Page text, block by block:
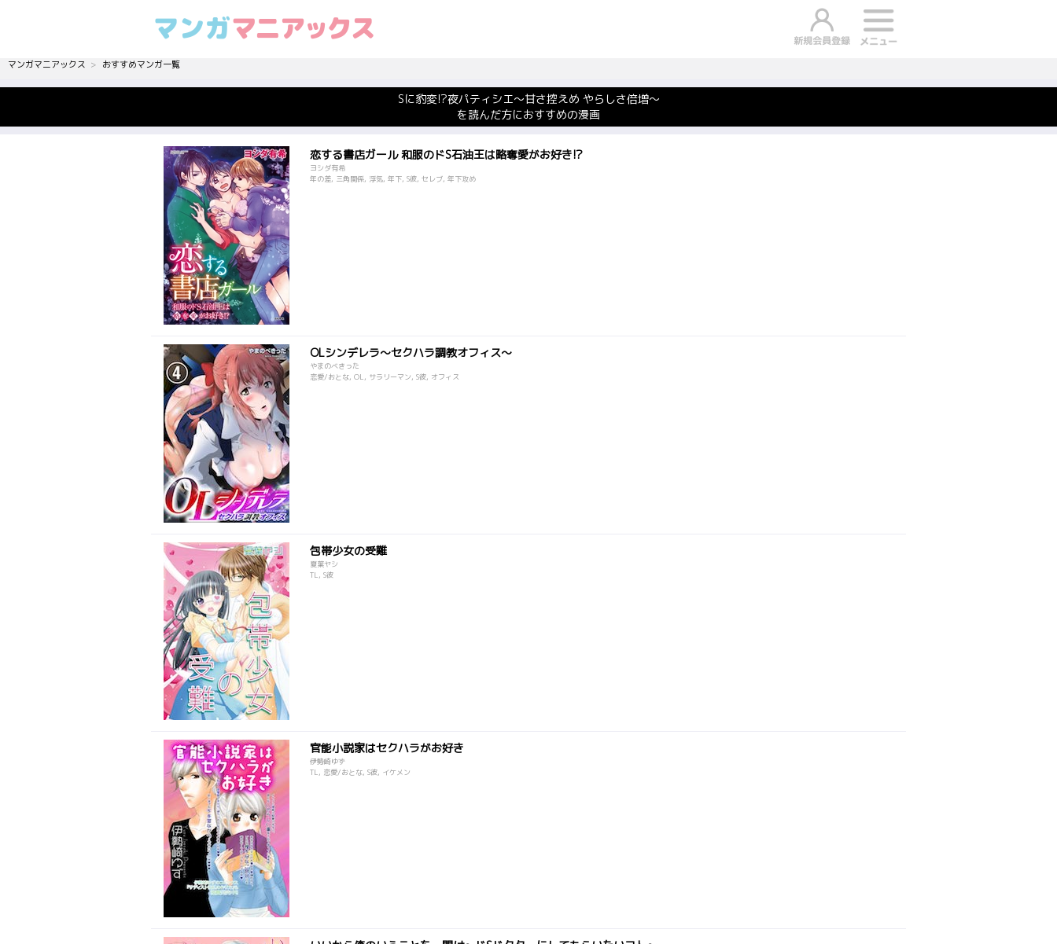
マンガマニアックス おすすめマンガ一覧
Sに豹変!?夜パティシエ～甘さ控えめ やらしさ倍増～
を読んだ方におすすめの漫画
恋する書店ガール 和服のドS石油王は略奪愛がお好き!?
ヨシダ有希
年の差, 三角関係, 浮気, 年下, S彼, セレブ, 年下攻め
OLシンデレラ～セクハラ調教オフィス～
やまのべきった
恋愛/おとな, OL, サラリーマン, S彼, オフィス
包帯少女の受難
夏葉ヤシ
TL, S彼
官能小説家はセクハラがお好き
伊勢崎ゆず
TL, 恋愛/おとな, S彼, イケメン